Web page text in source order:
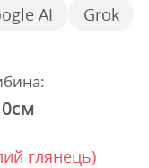
AI Grok
глянець)